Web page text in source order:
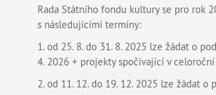
Rada Státního fondu kultury se pro rok
s následujícími termíny:
1. od 25. 8. do 31. 8. 2025 lze žádat o
4. 2026 + projekty spočívající v
2. od 11. 12. do 19. 12. 2025 lze žádat